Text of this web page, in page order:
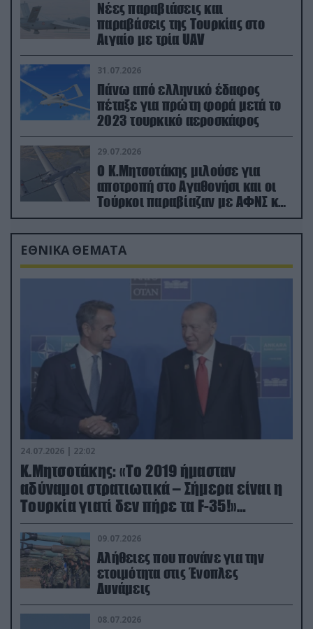
Νέες παραβιάσεις και
παραβάσεις της Τουρκίας στο
Αιγαίο με τρία UAV
31.07.2026
Πάνω από ελληνικό έδαφος
πέταξε για πρώτη φορά μετά το
2023 τουρκικό αεροσκάφος
29.07.2026
Ο Κ.Μητσοτάκης μιλούσε για
αποτροπή στο Αγαθονήσι και οι
Τούρκοι παραβίαζαν με ΑΦΝΣ και
drone
ΕΘΝΙΚΑ ΘΕΜΑΤΑ
24.07.2026 | 22:02
Κ.Μητσοτάκης: «Το 2019 ήμασταν
αδύναμοι στρατιωτικά – Σήμερα είναι η
Τουρκία γιατί δεν πήρε τα F-35!»
(βίντεο)
09.07.2026
Αλήθειες που πονάνε για την
ετοιμότητα στις Ένοπλες
Δυνάμεις
08.07.2026